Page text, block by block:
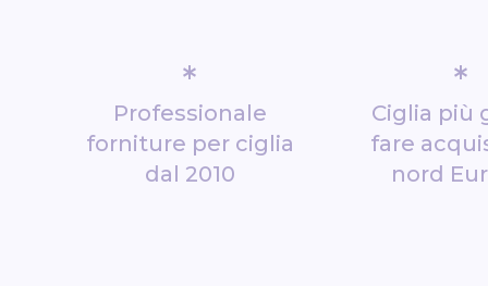
*
Professionale
forniture per ciglia
dal 2010
*
Ciglia più
fare
nord